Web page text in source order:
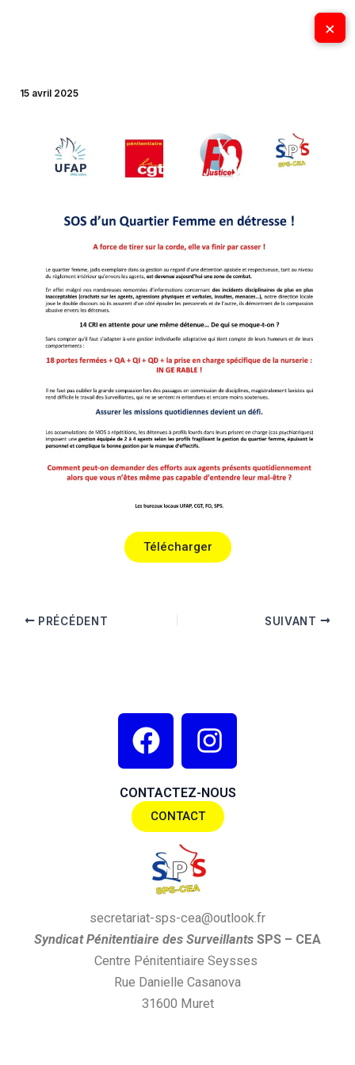
×
15 avril 2025
Télécharger
PRÉCÉDENT SUIVANT
F
a
c
e
b
o
o
k
I
n
s
t
a
a
m
CONTACTEZ-NOUS
CONTACT
secretariat-sps-cea@outlook.fr
SyndicatPénitentiaire des Surveillants SPS – CEA
Centre Pénitentiaire Seysses
Rue Danielle Casanova
31600 Muret
×